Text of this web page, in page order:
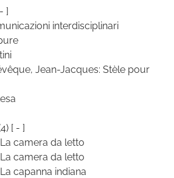
]
interdisciplinari
Jean-Jacques: Stèle pour
[ - ]
camera da letto
camera da letto
capanna indiana